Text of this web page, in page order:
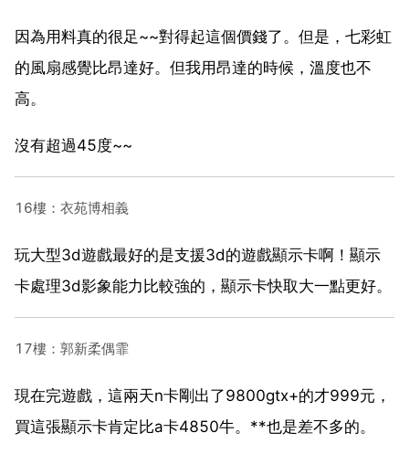
因為用料真的很足~~對得起這個價錢了。但是，七彩虹
的風扇感覺比昂達好。但我用昂達的時候，溫度也不
高。
沒有超過45度~~
16樓：衣苑博相義
玩大型3d遊戲最好的是支援3d的遊戲顯示卡啊！顯示
卡處理3d影象能力比較強的，顯示卡快取大一點更好。
17樓：郭新柔偶霏
現在完遊戲，這兩天n卡剛出了9800gtx+的才999元，
買這張顯示卡肯定比a卡4850牛。**也是差不多的。